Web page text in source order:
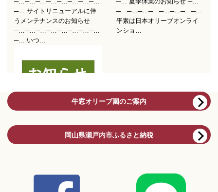
牛窓オリーブ園のご案内
岡山県瀬戸内市ふるさと納税